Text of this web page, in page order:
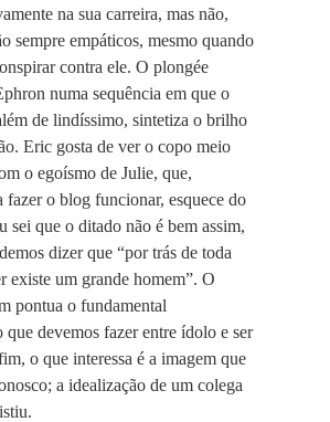
na sua carreira, mas não,
sempre empáticos, mesmo quando
contra ele. O plongée
numa sequência em que o
de lindíssimo, sintetiza o brilho
Eric gosta de ver o copo meio
o egoísmo de Julie, que,
fazer o blog funcionar, esquece do
sei que o ditado não é bem assim,
dizer que “por trás de toda
existe um grande homem”. O
pontua o fundamental
que devemos fazer entre ídolo e ser
o que interessa é a imagem que
a idealização de um colega